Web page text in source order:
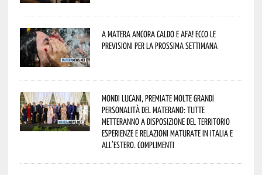
A Matera ancora caldo e afa! Ecco le
previsioni per la prossima settimana
Mondi lucani, premiate molte grandi
personalità del materano: tutte
metteranno a disposizione del territorio
esperienze e relazioni maturate in Italia e
all’estero. Complimenti